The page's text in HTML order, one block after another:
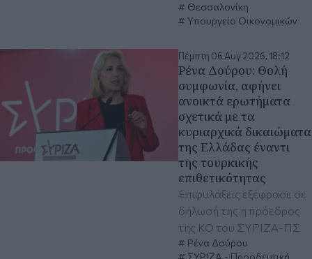
Θεσσαλονίκη
Υπουργείο Οικονομικών
Πέμπτη 06 Αυγ 2026, 18:12
Ρένα Δούρου: Θολή
συμφωνία, αφήνει
ανοικτά ερωτήματα
σχετικά με τα
κυριαρχικά δικαιώματα
της Ελλάδας έναντι
της τουρκικής
επιθετικότητας
Επιφυλάξεις εξέφρασε σε
δήλωσή της η πρόεδρος
της ΚΟ του ΣΥΡΙΖΑ-ΠΣ
Ρένα Δούρου